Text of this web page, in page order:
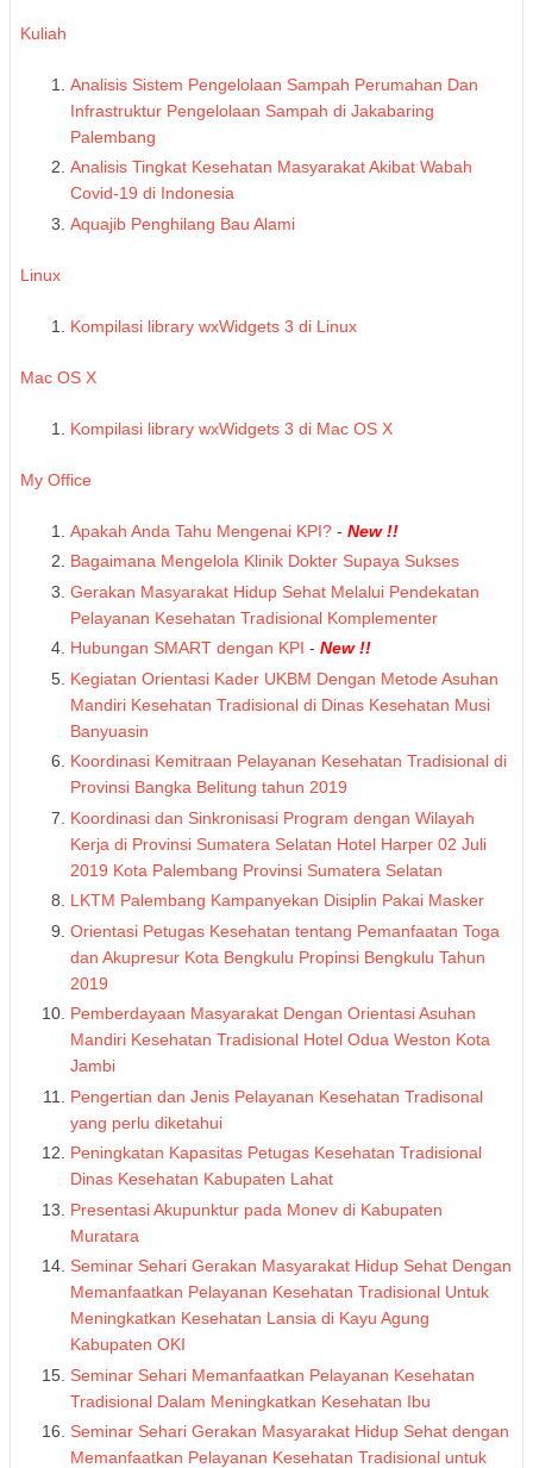
Kuliah
Analisis Sistem Pengelolaan Sampah Perumahan Dan
Infrastruktur Pengelolaan Sampah di Jakabaring
Palembang
Analisis Tingkat Kesehatan Masyarakat Akibat Wabah
Covid-19 di Indonesia
Aquajib Penghilang Bau Alami
Linux
Kompilasi library wxWidgets 3 di Linux
Mac OS X
Kompilasi library wxWidgets 3 di Mac OS X
My Office
Apakah Anda Tahu Mengenai KPI? - New !!
Bagaimana Mengelola Klinik Dokter Supaya Sukses
Gerakan Masyarakat Hidup Sehat Melalui Pendekatan
Pelayanan Kesehatan Tradisional Komplementer
Hubungan SMART dengan KPI - New !!
Kegiatan Orientasi Kader UKBM Dengan Metode Asuhan
Mandiri Kesehatan Tradisional di Dinas Kesehatan Musi
Banyuasin
Koordinasi Kemitraan Pelayanan Kesehatan Tradisional di
Provinsi Bangka Belitung tahun 2019
Koordinasi dan Sinkronisasi Program dengan Wilayah
Kerja di Provinsi Sumatera Selatan Hotel Harper 02 Juli
2019 Kota Palembang Provinsi Sumatera Selatan
LKTM Palembang Kampanyekan Disiplin Pakai Masker
Orientasi Petugas Kesehatan tentang Pemanfaatan Toga
dan Akupresur Kota Bengkulu Propinsi Bengkulu Tahun
2019
Pemberdayaan Masyarakat Dengan Orientasi Asuhan
Mandiri Kesehatan Tradisional Hotel Odua Weston Kota
Jambi
Pengertian dan Jenis Pelayanan Kesehatan Tradisonal
yang perlu diketahui
Peningkatan Kapasitas Petugas Kesehatan Tradisional
Dinas Kesehatan Kabupaten Lahat
Presentasi Akupunktur pada Monev di Kabupaten
Muratara
Seminar Sehari Gerakan Masyarakat Hidup Sehat Dengan
Memanfaatkan Pelayanan Kesehatan Tradisional Untuk
Meningkatkan Kesehatan Lansia di Kayu Agung
Kabupaten OKI
Seminar Sehari Memanfaatkan Pelayanan Kesehatan
Tradisional Dalam Meningkatkan Kesehatan Ibu
Seminar Sehari Gerakan Masyarakat Hidup Sehat dengan
Memanfaatkan Pelayanan Kesehatan Tradisional untuk